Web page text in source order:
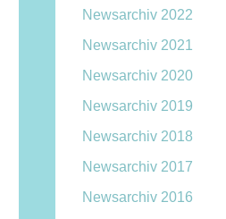
Newsarchiv 2022
Newsarchiv 2021
Newsarchiv 2020
Newsarchiv 2019
Newsarchiv 2018
Newsarchiv 2017
Newsarchiv 2016